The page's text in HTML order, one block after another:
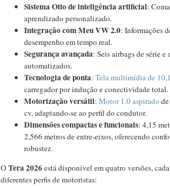
Sistema Otto de inteligência artificial:
aprendizado personalizado.
Integração com Meu VW 2.0: Informações
desempenho em tempo real.
Segurança avançada: Seis airbags de série
automatizados.
Tecnologia de ponta: Tela multimídia de
carregador por indução e conectividade total.
Motorização versátil: Motor 1.0 aspirado
cv, adaptando-se ao perfil do condutor.
Dimensões compactas e funcionais: 4,15
2,566 metros de entre-eixos, oferecendo
robustez.
O Tera 2026está disponível em quatro versões,
diferentes perfis de motoristas: